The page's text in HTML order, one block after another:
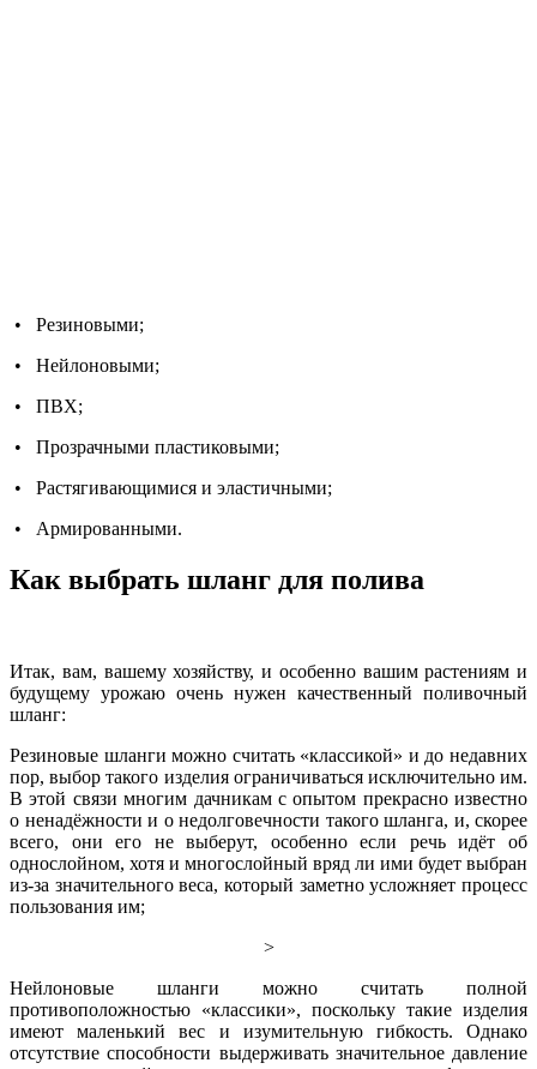
• Резиновыми;
• Нейлоновыми;
• ПВХ;
• Прозрачными пластиковыми;
• Растягивающимися и эластичными;
• Армированными.
Как выбрать шланг для полива
Итак, вам, вашему хозяйству, и особенно вашим растениям и
будущему урожаю очень нужен качественный поливочный
шланг:
Резиновые шланги можно считать «классикой» и до недавних
пор, выбор такого изделия ограничиваться исключительно им.
В этой связи многим дачникам с опытом прекрасно известно
о ненадёжности и о недолговечности такого шланга, и, скорее
всего, они его не выберут, особенно если речь идёт об
однослойном, хотя и многослойный вряд ли ими будет выбран
из-за значительного веса, который заметно усложняет процесс
пользования им;
>
Нейлоновые шланги можно считать полной
противоположностью «классики», поскольку такие изделия
имеют маленький вес и изумительную гибкость. Однако
отсутствие способности выдерживать значительное давление